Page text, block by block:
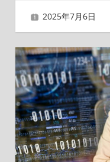
2025年7月6日